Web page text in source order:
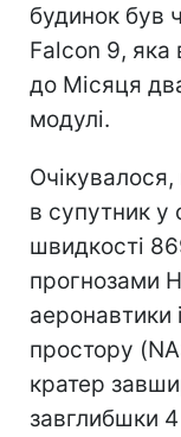
будинок був
Falcon 9, яка
до Місяця
модулі.
в супутник у
швидкості
прогнозами
аеронавтики
простору
кратер
завглибшки